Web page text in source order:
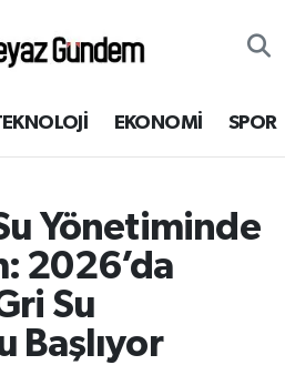
EKONOMİ SPOR
Yönetiminde
2026’da
Su
Başlıyor
ve Fikstür